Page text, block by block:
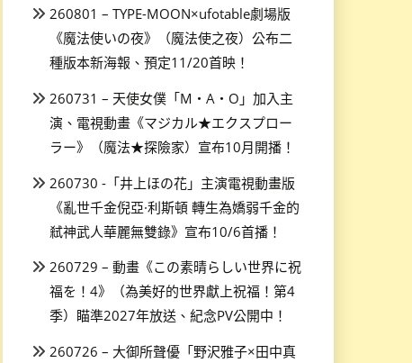
260801 – TYPE-MOON×ufotable劇場版
《魔法使いの夜》（魔法使之夜）公布二
種版本新海報、預定11/20首映！
260731 – 天使女僕「M・A・O」加入主
演、電視動畫《マジカル★エクスプロー
ラー》（魔法★探險家）宣布10月開播！
260730 -「井上ほの花」主演電視動畫版
《亂世千金倪亞·利斯頓 轉生為嬌弱千金的
弒神武人華麗無雙錄》宣布10/6首播！
260729 – 動畫《この素晴らしい世界に祝
福を！4》（為美好的世界獻上祝福！第4
季）瞄準2027年放送、紀念PV公開中！
260726 – 大御所聲優「野沢雅子×田中真